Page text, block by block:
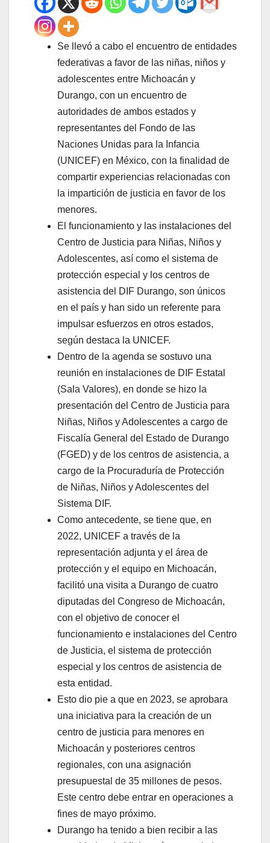
Se llevó a cabo el encuentro de entidades
federativas a favor de las niñas, niños y
adolescentes entre Michoacán y
Durango, con un encuentro de
autoridades de ambos estados y
representantes del Fondo de las
Naciones Unidas para la Infancia
(UNICEF) en México, con la finalidad de
compartir experiencias relacionadas con
la impartición de justicia en favor de los
menores.
El funcionamiento y las instalaciones del
Centro de Justicia para Niñas, Niños y
Adolescentes, así como el sistema de
protección especial y los centros de
asistencia del DIF Durango, son únicos
en el país y han sido un referente para
impulsar esfuerzos en otros estados,
según destaca la UNICEF.
Dentro de la agenda se sostuvo una
reunión en instalaciones de DIF Estatal
(Sala Valores), en donde se hizo la
presentación del Centro de Justicia para
Niñas, Niños y Adolescentes a cargo de
Fiscalía General del Estado de Durango
(FGED) y de los centros de asistencia, a
cargo de la Procuraduría de Protección
de Niñas, Niños y Adolescentes del
Sistema DIF.
Como antecedente, se tiene que, en
2022, UNICEF a través de la
representación adjunta y el área de
protección y el equipo en Michoacán,
facilitó una visita a Durango de cuatro
diputadas del Congreso de Michoacán,
con el objetivo de conocer el
funcionamiento e instalaciones del Centro
de Justicia, el sistema de protección
especial y los centros de asistencia de
esta entidad.
Esto dio pie a que en 2023, se aprobara
una iniciativa para la creación de un
centro de justicia para menores en
Michoacán y posteriores centros
regionales, con una asignación
presupuestal de 35 millones de pesos.
Este centro debe entrar en operaciones a
fines de mayo próximo.
Durango ha tenido a bien recibir a las